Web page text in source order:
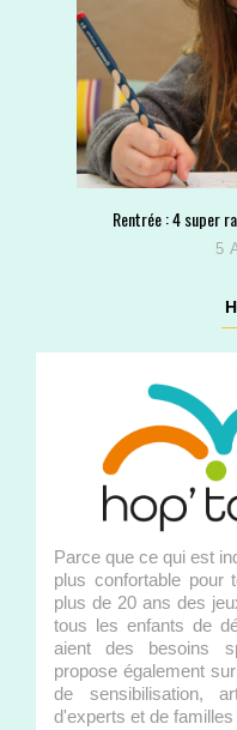
Rentrée : 4 super
5
Parce que ce qui est
plus confortable pour
plus de 20 ans des
tous les enfants de
aient des besoins
propose également
de sensibilisation,
d'experts et de